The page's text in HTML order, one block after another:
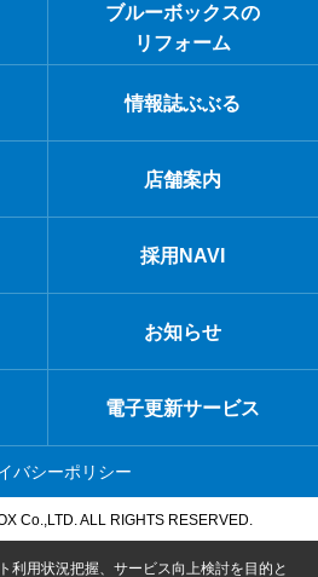
ブルーボックスの
リフォーム
情報誌ぶぶる
店舗案内
採用NAVI
お知らせ
電子更新サービス
バシーポリシー
Co.,LTD. ALL RIGHTS RESERVED.
利用状況把握、サービス向上検討を目的と